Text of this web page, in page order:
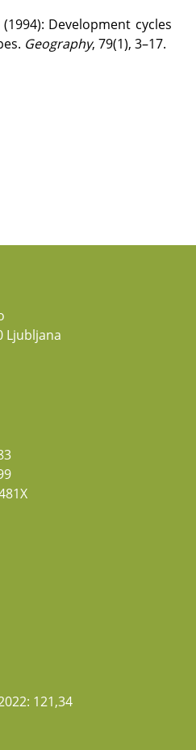
Development cycles
Geography, 79(1), 3–17.
Ljubljana
121,34